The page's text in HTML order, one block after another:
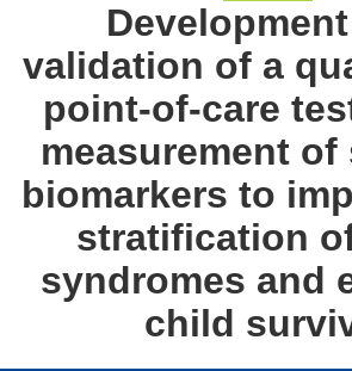
validation of a
point-of-care
measurement of
biomarkers to
stratification
syndromes and
child